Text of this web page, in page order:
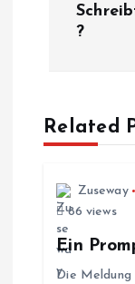
a
g
?
Related
Zuseway
86 views
Ein
Die